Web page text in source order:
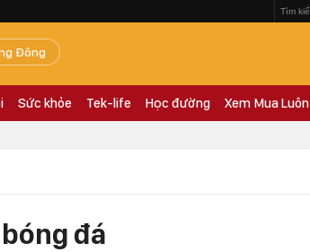
Đông
Sức khỏe Tek-life Học đường Xem Mua Luôn
đá